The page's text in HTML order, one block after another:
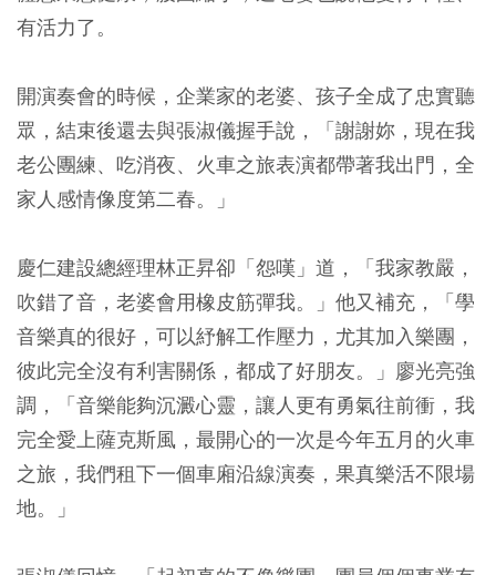
有活力了。
開演奏會的時候，企業家的老婆、孩子全成了忠實聽
眾，結束後還去與張淑儀握手說，「謝謝妳，現在我
老公團練、吃消夜、火車之旅表演都帶著我出門，全
家人感情像度第二春。」
慶仁建設總經理林正昇卻「怨嘆」道，「我家教嚴，
吹錯了音，老婆會用橡皮筋彈我。」他又補充，「學
音樂真的很好，可以紓解工作壓力，尤其加入樂團，
彼此完全沒有利害關係，都成了好朋友。」廖光亮強
調，「音樂能夠沉澱心靈，讓人更有勇氣往前衝，我
完全愛上薩克斯風，最開心的一次是今年五月的火車
之旅，我們租下一個車廂沿線演奏，果真樂活不限場
地。」